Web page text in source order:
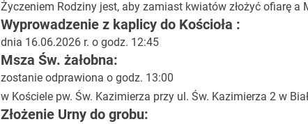
Życzeniem Rodziny jest, aby zamiast kwiatów złożyć ofiarę a
Wyprowadzenie z kaplicy do Kościoła :
dnia 16.06.2026 r. o godz. 12:45
Msza Św. żałobna:
zostanie odprawiona o godz. 13:00
w Kościele pw. Św. Kazimierza przy ul. Św. Kazimierza 2 w
Złożenie Urny do grobu: